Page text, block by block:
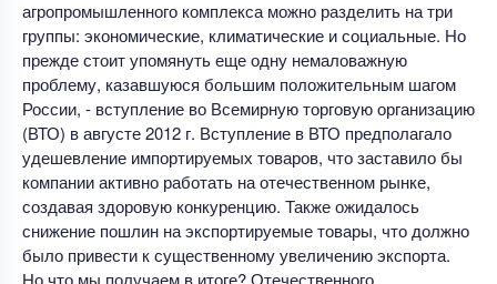
агропромышленного комплекса можно разделить на три
группы: экономические, климатические и социальные. Но
прежде стоит упомянуть еще одну немаловажную
проблему, казавшуюся большим положительным шагом
России, - вступление во Всемирную торговую организацию
(ВТО) в августе 2012 г. Вступление в ВТО предполагало
удешевление импортируемых товаров, что заставило бы
компании активно работать на отечественном рынке,
создавая здоровую конкуренцию. Также ожидалось
снижение пошлин на экспортируемые товары, что должно
было привести к существенному увеличению экспорта.
Но что мы получаем в итоге? Отечественного